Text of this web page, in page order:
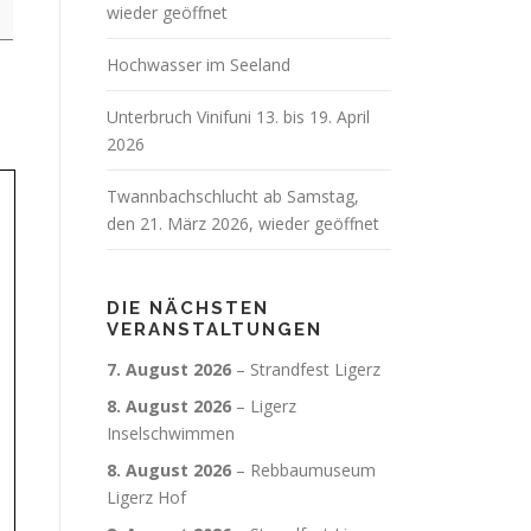
wieder geöffnet
Hochwasser im Seeland
Unterbruch Vinifuni 13. bis 19. April
2026
Twannbachschlucht ab Samstag,
den 21. März 2026, wieder geöffnet
DIE NÄCHSTEN
VERANSTALTUNGEN
7. August 2026 – Strandfest Ligerz
8. August 2026 – Ligerz
Inselschwimmen
8. August 2026 – Rebbaumuseum
Ligerz Hof